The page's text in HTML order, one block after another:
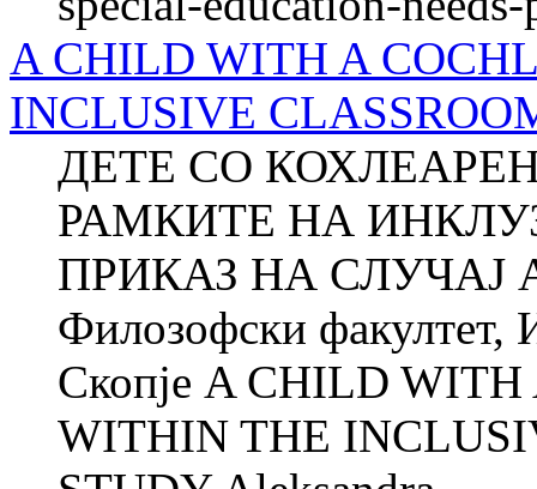
A CHILD WITH A
INCLUSIVE
ДЕТЕ СО
РАМКИТЕ НА
ПРИКАЗ НА СЛУЧАЈ
Филозофски факултет,
Скопје A CHILD
WITHIN THE